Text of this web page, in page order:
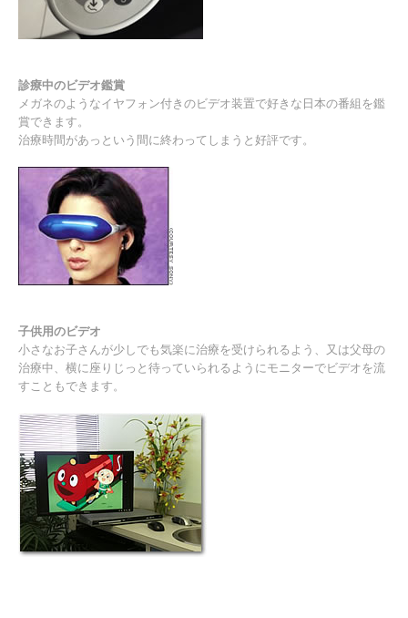
診療中のビデオ鑑賞
メガネのようなイヤフォン付きのビデオ装置で好きな日本の番組を鑑
賞できます。
治療時間があっという間に終わってしまうと好評です。
子供用のビデオ
小さなお子さんが少しでも気楽に治療を受けられるよう、又は父母の
治療中、横に座りじっと待っていられるようにモニターでビデオを流
すこともできます。